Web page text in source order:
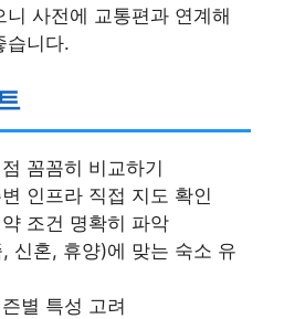
사전에 교통편과 연계해
습니다.
꼼꼼히 비교하기
인프라 직접 지도 확인
조건 명확히 파악
신혼, 휴양)에 맞는 숙소 유
별 특성 고려